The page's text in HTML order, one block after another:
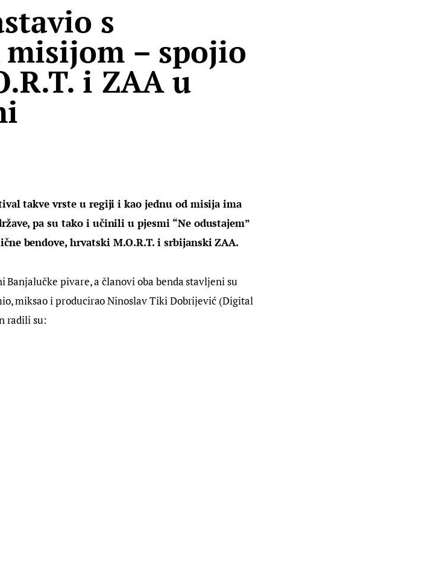
s
– spojio
i ZAA u
takve vrste u regiji i kao jednu od misija ima
pa su tako i učinili u pjesmi “Ne odustajem”
bendove, hrvatski M.O.R.T. i srbijanski ZAA.
pivare, a članovi oba benda stavljeni su
miksao i producirao Ninoslav Tiki Dobrijević (Digital
radili su: